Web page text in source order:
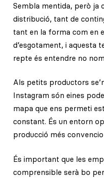
Sembla mentida, però ja
distribució, tant de
tant en la forma com en
d’esgotament, i aquesta
repte és entendre no
Als petits productors
Instagram són eines
mapa que ens permeti
constant. És un entorn
producció més
És important que les
comprensible serà bo